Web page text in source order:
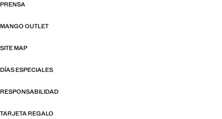
PRENSA
MANGO OUTLET
SITE MAP
DÍAS ESPECIALES
RESPONSABILIDAD
TARJETA REGALO